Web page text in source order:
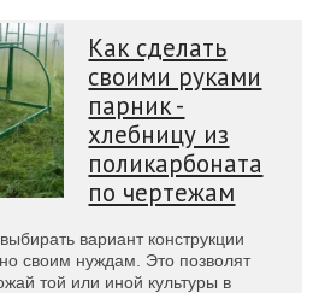
Как сделать
своими руками
парник -
хлебницу из
поликарбоната
по чертежам
вариант конструкции
своим нуждам. Это позволят
той или иной культуры в